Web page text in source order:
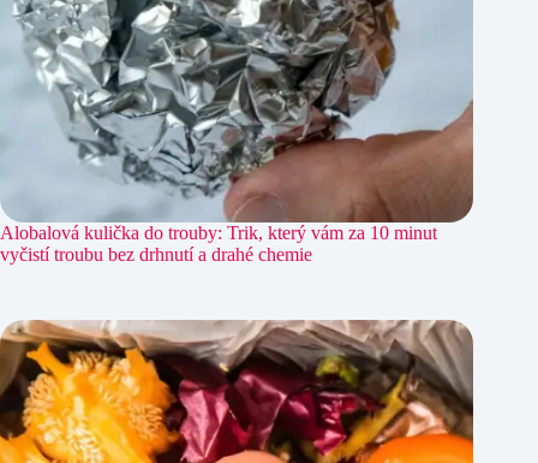
Alobalová kulička do trouby: Trik, který vám za 10 minut
vyčistí troubu bez drhnutí a drahé chemie